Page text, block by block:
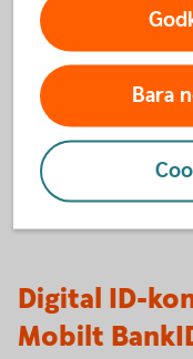
Har du inget
kort?
Skaffa pass
(polisen.se)
Digital ID-
Mobilt
Bara